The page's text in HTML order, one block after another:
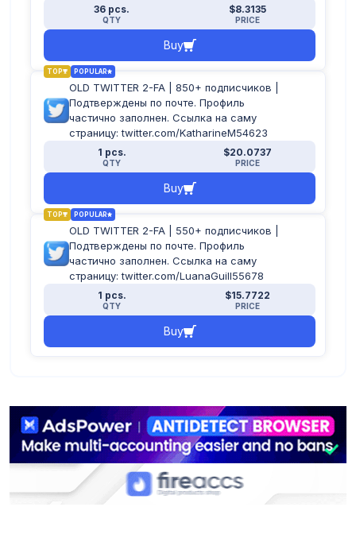
36 pcs.
QTY
$8.3135
PRICE
Buy
TOP POPULAR
OLD TWITTER 2-FA | 850+ подписчиков |
Подтверждены по почте. Профиль
частично заполнен. Ссылка на саму
страницу: twitter.com/KatharineM54623
1 pcs.
QTY
$20.0737
PRICE
Buy
TOP POPULAR
OLD TWITTER 2-FA | 550+ подписчиков |
Подтверждены по почте. Профиль
частично заполнен. Ссылка на саму
страницу: twitter.com/LuanaGuill55678
1 pcs.
QTY
$15.7722
PRICE
Buy